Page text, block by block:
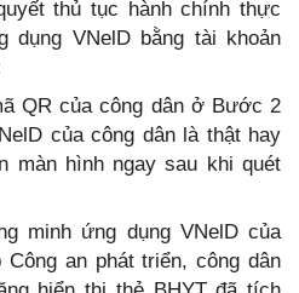
thủ tục hành chính thực
dụng VNelD bằng tài khoản
QR của công dân ở Bước 2
của công dân là thật hay
màn hình ngay sau khi quét
minh ứng dụng VNelD của
an phát triển, công dân